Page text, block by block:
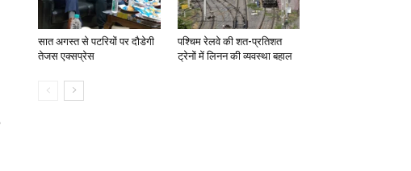
सात अगस्त से पटरियों पर दौडेगी
तेजस एक्सप्रेस
पश्चिम रेलवे की शत-प्रतिशत
ट्रेनों में लिनन की व्यवस्था बहाल